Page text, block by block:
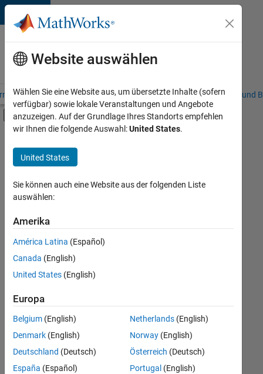
Weiter zum Inhalt
Karriere
bei
MathWorks
– Übersicht Stellensuche Niederlassungen Studierende und
Umschaltung für Off-Canvas-
Hauptinhalt
Information Technology
Commercial Sales
Marketing Communications
Finance and Operations
Human Resources
+4
Derzeit
es
keine
offenen
Stellen,
Ihren
Suchkriterien
entsprechen.
können
die
Website auswählen
Wählen Sie eine Website aus, um übersetzte Inhalte (sofern
verfügbar) sowie lokale Veranstaltungen und Angebote
anzuzeigen. Auf der Grundlage Ihres Standorts empfehlen
wir Ihnen die folgende Auswahl:United States.
United States
Sie können auch eine Website aus der folgenden Liste
auswählen:
Amerika
América Latina (Español)
Canada (English)
United States (English)
Europa
Belgium (English)
Denmark (English)
Deutschland (Deutsch)
España (Español)
Netherlands(English)
Norway(English)
Österreich (Deutsch)
Portugal (English)